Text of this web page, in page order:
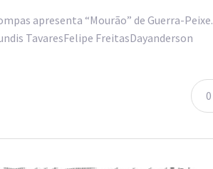
apresenta “Mourão” de Guerra-Peixe.
TavaresFelipe FreitasDayanderson
0